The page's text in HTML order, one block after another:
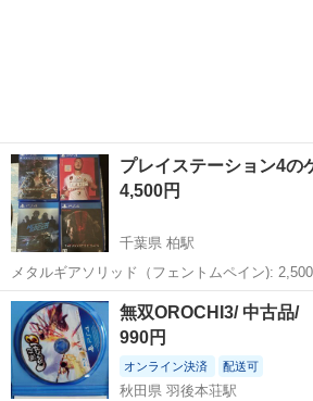
プレイステーション4の
4,500円
千葉県 柏駅
メタルギアソリッド（フェントムペイン):
ニード・フォー・スピード：1,500円、 FIFA20
円 ほぼ新品の状態 ピックアップ場所。北砂...
千葉 柏市 柏駅 テレビゲーム
無双OROCHI3/ 中古品/
990円
オンライン決済 配送可
秋田県 羽後本荘駅